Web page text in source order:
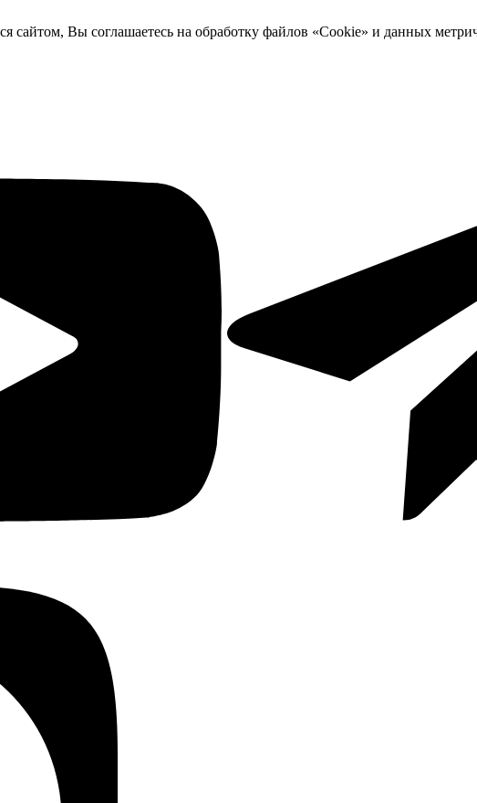
сайтом, Вы соглашаетесь на обработку файлов «Cookie» и данных